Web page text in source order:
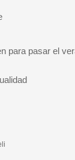
para pasar el